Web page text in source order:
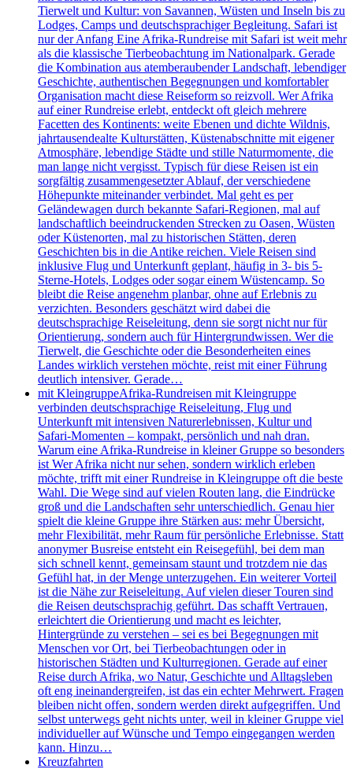
Tierwelt und Kultur: von Savannen, Wüsten und Inseln bis zu
Lodges, Camps und deutschsprachiger Begleitung. Safari ist
nur der Anfang Eine Afrika-Rundreise mit Safari ist weit mehr
als die klassische Tierbeobachtung im Nationalpark. Gerade
die Kombination aus atemberaubender Landschaft, lebendiger
Geschichte, authentischen Begegnungen und komfortabler
Organisation macht diese Reiseform so reizvoll. Wer Afrika
auf einer Rundreise erlebt, entdeckt oft gleich mehrere
Facetten des Kontinents: weite Ebenen und dichte Wildnis,
jahrtausendealte Kulturstätten, Küstenabschnitte mit eigener
Atmosphäre, lebendige Städte und stille Naturmomente, die
man lange nicht vergisst. Typisch für diese Reisen ist ein
sorgfältig zusammengesetzter Ablauf, der verschiedene
Höhepunkte miteinander verbindet. Mal geht es per
Geländewagen durch bekannte Safari-Regionen, mal auf
landschaftlich beeindruckenden Strecken zu Oasen, Wüsten
oder Küstenorten, mal zu historischen Stätten, deren
Geschichten bis in die Antike reichen. Viele Reisen sind
inklusive Flug und Unterkunft geplant, häufig in 3- bis 5-
Sterne-Hotels, Lodges oder sogar einem Wüstencamp. So
bleibt die Reise angenehm planbar, ohne auf Erlebnis zu
verzichten. Besonders geschätzt wird dabei die
deutschsprachige Reiseleitung, denn sie sorgt nicht nur für
Orientierung, sondern auch für Hintergrundwissen. Wer die
Tierwelt, die Geschichte oder die Besonderheiten eines
Landes wirklich verstehen möchte, reist mit einer Führung
deutlich intensiver. Gerade…
mit KleingruppeAfrika-Rundreisen mit Kleingruppe
verbinden deutschsprachige Reiseleitung, Flug und
Unterkunft mit intensiven Naturerlebnissen, Kultur und
Safari-Momenten – kompakt, persönlich und nah dran.
Warum eine Afrika-Rundreise in kleiner Gruppe so besonders
ist Wer Afrika nicht nur sehen, sondern wirklich erleben
möchte, trifft mit einer Rundreise in Kleingruppe oft die beste
Wahl. Die Wege sind auf vielen Routen lang, die Eindrücke
groß und die Landschaften sehr unterschiedlich. Genau hier
spielt die kleine Gruppe ihre Stärken aus: mehr Übersicht,
mehr Flexibilität, mehr Raum für persönliche Erlebnisse. Statt
anonymer Busreise entsteht ein Reisegefühl, bei dem man
sich schnell kennt, gemeinsam staunt und trotzdem nie das
Gefühl hat, in der Menge unterzugehen. Ein weiterer Vorteil
ist die Nähe zur Reiseleitung. Auf vielen dieser Touren sind
die Reisen deutschsprachig geführt. Das schafft Vertrauen,
erleichtert die Orientierung und macht es leichter,
Hintergründe zu verstehen – sei es bei Begegnungen mit
Menschen vor Ort, bei Tierbeobachtungen oder in
historischen Städten und Kulturregionen. Gerade auf einer
Reise durch Afrika, wo Natur, Geschichte und Alltagsleben
oft eng ineinandergreifen, ist das ein echter Mehrwert. Fragen
bleiben nicht offen, sondern werden direkt aufgegriffen. Und
selbst unterwegs geht nichts unter, weil in kleiner Gruppe viel
individueller auf Wünsche und Tempo eingegangen werden
kann. Hinzu…
Kreuzfahrten